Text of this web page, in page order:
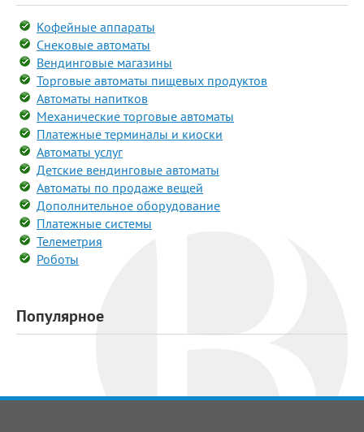
Кофейные аппараты
Снековые автоматы
Вендинговые магазины
Торговые автоматы пищевых продуктов
Автоматы напитков
Механические торговые автоматы
Платежные терминалы и киоски
Автоматы услуг
Детские вендинговые автоматы
Автоматы по продаже вещей
Дополнительное оборудование
Платежные системы
Телеметрия
Роботы
Популярное